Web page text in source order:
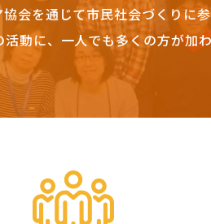
会を通じて市民社会づくりに
動に、一人でも多くの方が加